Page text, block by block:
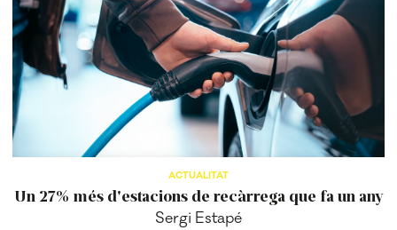
ACTUALITAT
Un 27% més d'estacions de recàrrega que fa un any
Sergi Estapé